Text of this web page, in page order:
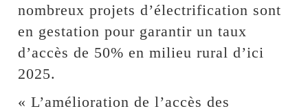
nombreux projets d’électrification sont
en gestation pour garantir un taux
d’accès de 50% en milieu rural d’ici
2025.
« L’amélioration de l’accès des